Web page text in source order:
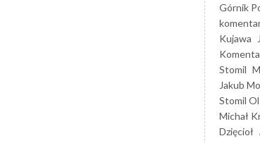
Górnik
Kujawa
Stomil
Jakub
Stomil
Michał
Dzięcioł